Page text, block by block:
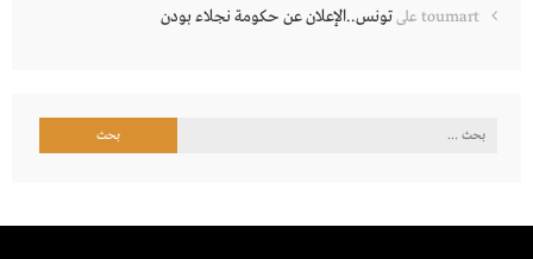
toumart علىتونس..الإعلان عن حكومة نجلاء بودن
البحث